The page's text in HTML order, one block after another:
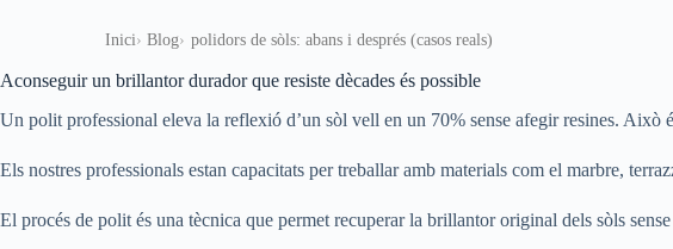
Inici Blog polidors de sòls: abans i després (casos reals)
Aconseguir un brillantor durador que resiste dècades és possible
Un polit professional eleva la reflexió d’un sòl vell en un 70% sense afegir resines. Això
Els nostres professionals estan capacitats per treballar amb materials com el marbre,
El procés de polit és una tècnica que permet recuperar la brillantor original dels sòls